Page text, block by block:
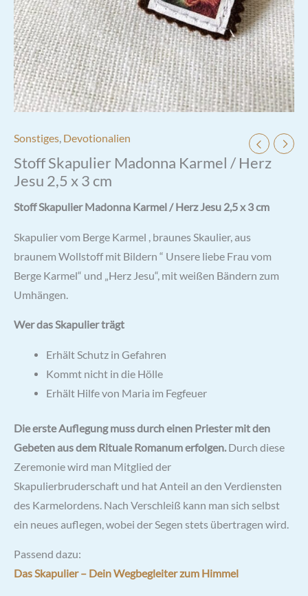
Sonstiges, Devotionalien
Stoff Skapulier Madonna Karmel / Herz
Jesu 2,5 x 3 cm
Stoff Skapulier Madonna Karmel / Herz Jesu 2,5 x 3 cm
Skapulier vom Berge Karmel , braunes Skaulier, aus
braunem Wollstoff mit Bildern “ Unsere liebe Frau vom
Berge Karmel“ und „Herz Jesu“, mit weißen Bändern zum
Umhängen.
Wer das Skapulier trägt
Erhält Schutz in Gefahren
Kommt nicht in die Hölle
Erhält Hilfe von Maria im Fegfeuer
Die erste Auflegung muss durch einen Priester mit den
Gebeten aus dem Rituale Romanum erfolgen.Durch diese
Zeremonie wird man Mitglied der
Skapulierbruderschaft und hat Anteil an den Verdiensten
des Karmelordens. Nach Verschleiß kann man sich selbst
ein neues auflegen, wobei der Segen stets übertragen wird.
Passend dazu:
Das Skapulier – Dein Wegbegleiter zum Himmel